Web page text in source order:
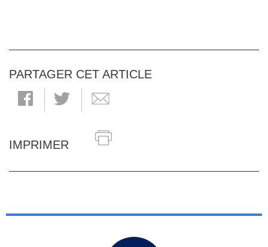
PARTAGER CET ARTICLE
IMPRIMER